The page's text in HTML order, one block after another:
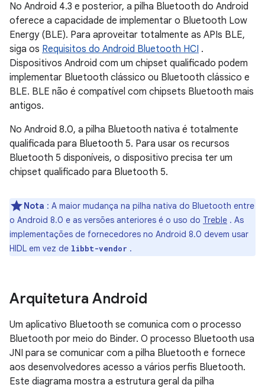
No Android 4.3 e posterior, a pilha Bluetooth do Android
oferece a capacidade de implementar o Bluetooth Low
Energy (BLE). Para aproveitar totalmente as APIs BLE,
siga os Requisitos do Android Bluetooth HCI .
Dispositivos Android com um chipset qualificado podem
implementar Bluetooth clássico ou Bluetooth clássico e
BLE. BLE não é compatível com chipsets Bluetooth mais
antigos.
No Android 8.0, a pilha Bluetooth nativa é totalmente
qualificada para Bluetooth 5. Para usar os recursos
Bluetooth 5 disponíveis, o dispositivo precisa ter um
chipset qualificado para Bluetooth 5.
Nota : A maior mudança na pilha nativa do Bluetooth entre
o Android 8.0 e as versões anteriores é o uso do Treble . As
implementações de fornecedores no Android 8.0 devem usar
HIDL em vez de libbt-vendor .
Arquitetura Android
Um aplicativo Bluetooth se comunica com o processo
Bluetooth por meio do Binder. O processo Bluetooth usa
JNI para se comunicar com a pilha Bluetooth e fornece
aos desenvolvedores acesso a vários perfis Bluetooth.
Este diagrama mostra a estrutura geral da pilha